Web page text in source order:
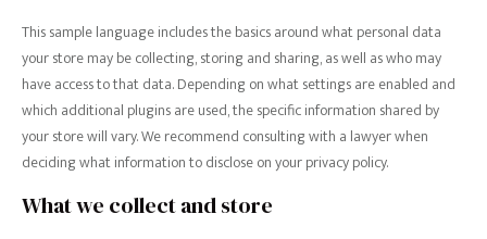
This sample language includes the basics around what personal data
your store may be collecting, storing and sharing, as well as who may
have access to that data. Depending on what settings are enabled and
which additional plugins are used, the specific information shared by
your store will vary. We recommend consulting with a lawyer when
deciding what information to disclose on your privacy policy.
What we collect and store